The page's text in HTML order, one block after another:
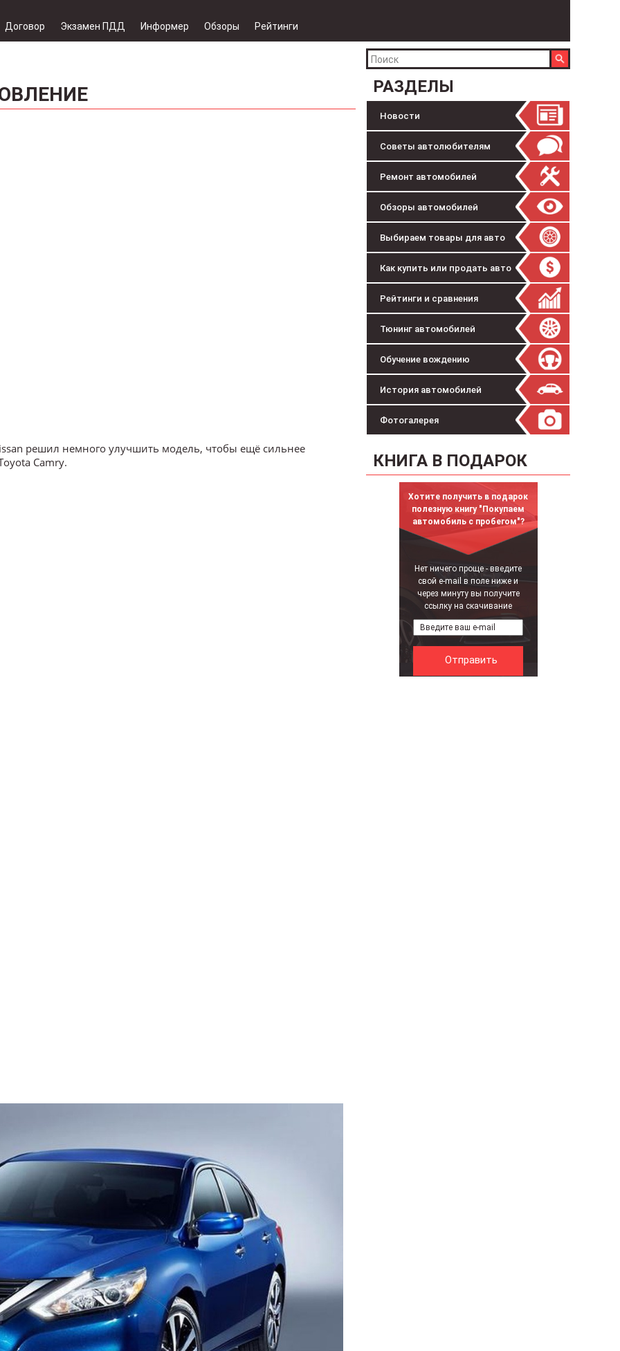
Договор Экзамен ПДД Информер Обзоры Рейтинги
РАЗДЕЛЫ
Новости
Советы автолюбителям
Ремонт автомобилей
Обзоры автомобилей
Выбираем товары для авто
Как купить или продать авто
Рейтинги и сравнения
Тюнинг автомобилей
Обучение вождению
История автомобилей
Фотогалерея
КНИГА В ПОДАРОК
Хотите получить в подарок
полезную книгу "Покупаем
автомобиль с пробегом"?
Нет ничего проще - введите
свой e-mail в поле ниже и
через минуту вы получите
ссылку на скачивание
решил немного улучшить модель, чтобы ещё сильнее
Camry.